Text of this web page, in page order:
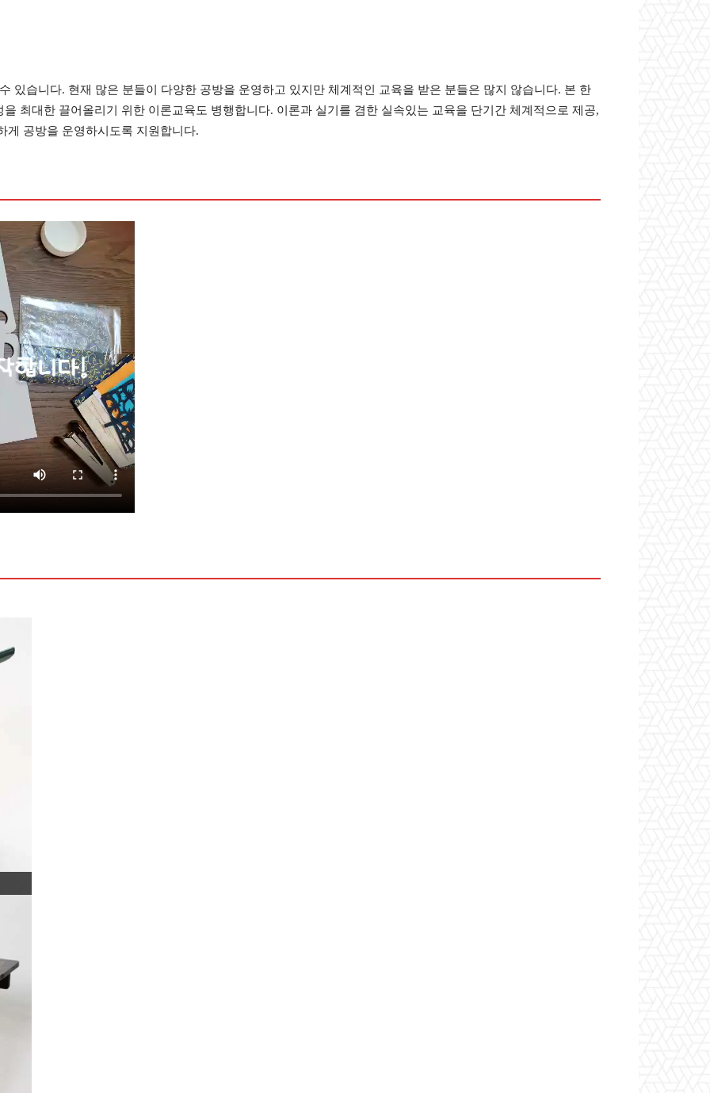
있습니다. 현재 많은 분들이 다양한 공방을 운영하고 있지만 체계적인 교육을 받은 분들은 많지 않습니다. 본 한
최대한 끌어올리기 위한 이론교육도 병행합니다. 이론과 실기를 겸한 실속있는 교육을 단기간 체계적으로 제공,
게 공방을 운영하시도록 지원합니다.